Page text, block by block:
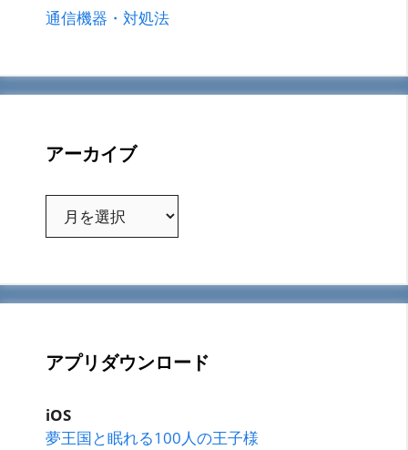
通信機器・対処法
アーカイブ
アプリダウンロード
iOS
夢王国と眠れる100人の王子様